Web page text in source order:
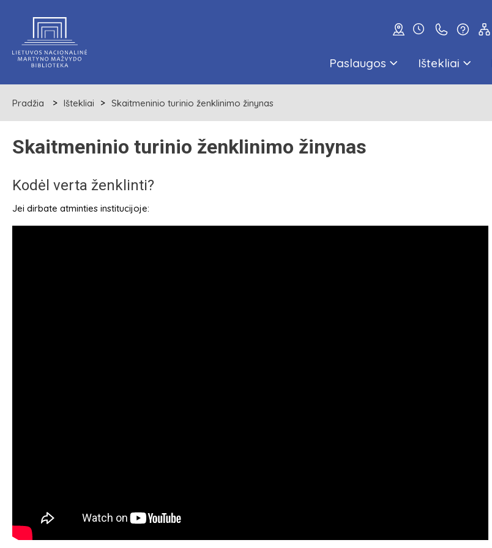
Paslaugos Ištekliai
Pradžia Ištekliai Skaitmeninio turinio ženklinimo žinynas
Skaitmeninio turinio ženklinimo žinynas
Kodėl verta ženklinti?
Jei dirbate atminties institucijoje: